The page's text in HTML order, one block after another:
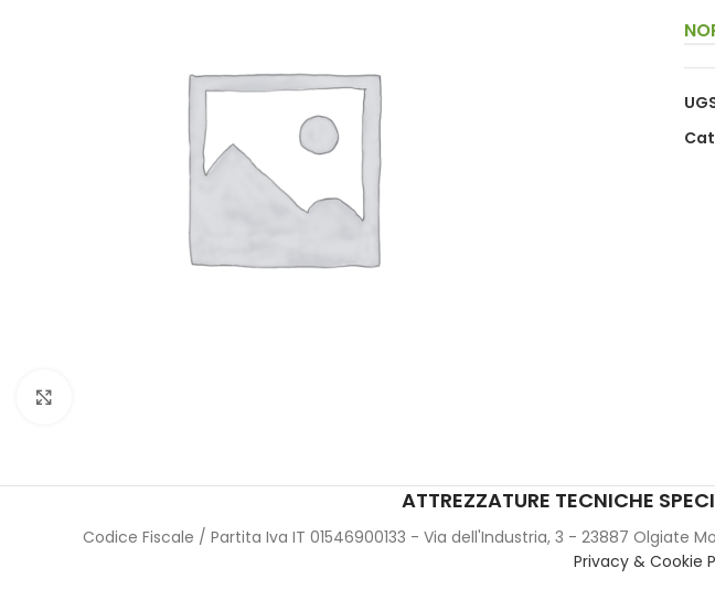
ATTREZZATURE TECNICHE
Codice Fiscale / Partita Iva IT 01546900133 - Via dell'Industria, 3 - 23887 Olgiate
Privacy & Cookie